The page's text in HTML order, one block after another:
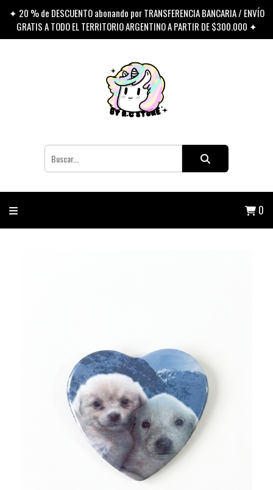
✦ 20 % de DESCUENTO abonando por TRANSFERENCIA BANCARIA / ENVÍO
GRATIS A TODO EL TERRITORIO ARGENTINO A PARTIR DE $300.000 ✦
0